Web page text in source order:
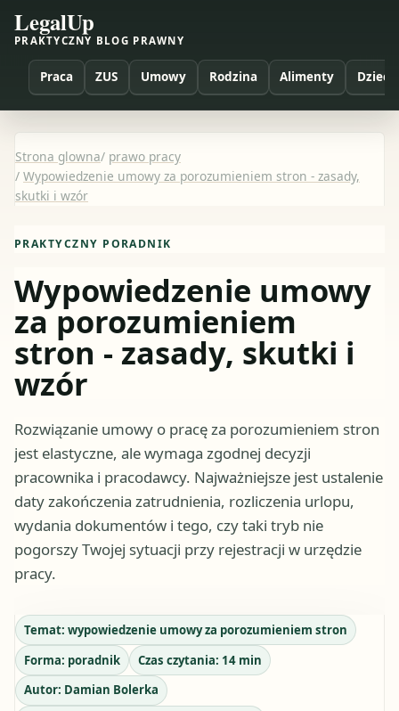
LegalUp
PRAKTYCZNY BLOG PRAWNY
Praca ZUS Umowy Rodzina Alimenty Dzieci
Strona glowna/ prawo pracy
/ Wypowiedzenie umowy za porozumieniem stron - zasady,
skutki i wzór
PRAKTYCZNY PORADNIK
Wypowiedzenie umowy
za porozumieniem
stron - zasady, skutki i
wzór
Rozwiązanie umowy o pracę za porozumieniem stron
jest elastyczne, ale wymaga zgodnej decyzji
pracownika i pracodawcy. Najważniejsze jest ustalenie
daty zakończenia zatrudnienia, rozliczenia urlopu,
wydania dokumentów i tego, czy taki tryb nie
pogorszy Twojej sytuacji przy rejestracji w urzędzie
pracy.
Temat: wypowiedzenie umowy za porozumieniem stron
Forma: poradnik Czas czytania: 14min
Autor: Damian Bolerka